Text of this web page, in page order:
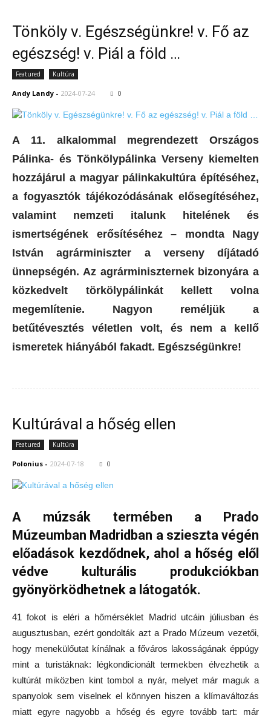
Tönköly v. Egészségünkre! v. Fő az
egészség! v. Piál a föld …
Featured Kultúra
Andy Landy - 2024-07-24 0
A 11. alkalommal megrendezett Országos
Pálinka- és Tönkölypálinka Verseny kiemelten
hozzájárul a magyar pálinkakultúra építéséhez,
a fogyasztók tájékozódásának elősegítéséhez,
valamint nemzeti italunk hitelének és
ismertségének erősítéséhez – mondta Nagy
István agrárminiszter a verseny díjátadó
ünnepségén. Az agrárminiszternek bizonyára a
közkedvelt törkölypálinkát kellett volna
megemlítenie. Nagyon reméljük a
betűtévesztés véletlen volt, és nem a kellő
ismeretek hiányából fakadt. Egészségünkre!
Kultúrával a hőség ellen
Featured Kultúra
Polonius - 2024-07-18 0
A múzsák termében a Prado
Múzeumban Madridban a szieszta végén
előadások kezdődnek, ahol a hőség elől
védve kulturális produkciókban
gyönyörködhetnek a látogatók.
41 fokot is eléri a hőmérséklet Madrid utcáin júliusban és
augusztusban, ezért gondolták azt a Prado Múzeum vezetői,
hogy menekülőutat kínálnak a főváros lakosságának éppúgy
mint a turistáknak: légkondicionált termekben élvezhetik a
kultúrát miközben kint tombol a nyár, melyet már maguk a
spanyolok sem viselnek el könnyen hiszen a klímaváltozás
miatt egyre nagyobb a hőség és egyre tovább tart: már